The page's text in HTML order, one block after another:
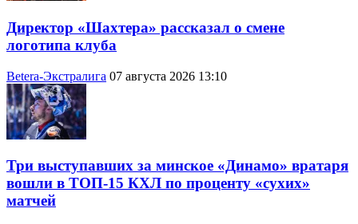
Директор «Шахтера» рассказал о смене
логотипа клуба
Betera-Экстралига 07 августа 2026 13:10
Три выступавших за минское «Динамо» вратаря
вошли в ТОП-15 КХЛ по проценту «сухих»
матчей